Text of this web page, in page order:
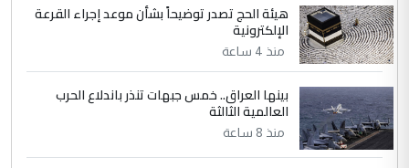
هيئة الحج تصدر توضيحاً بشأن موعد إجراء القرعة
الإلكترونية
منذ 4 ساعة
بينها العراق.. خمس جبهات تنذر باندلاع الحرب
العالمية الثالثة
منذ 8 ساعة